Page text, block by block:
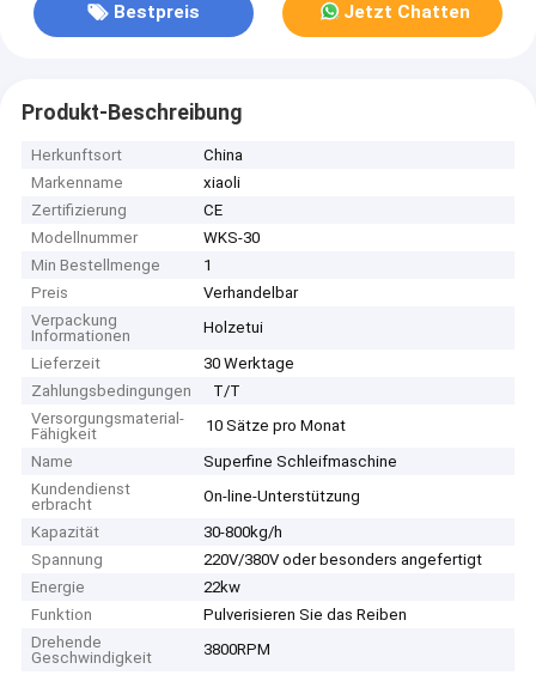
Bestpreis Jetzt Chatten
Produkt-Beschreibung
Herkunftsort
China
Markenname
xiaoli
Zertifizierung
CE
Modellnummer
WKS-30
Min Bestellmenge
1
Preis
Verhandelbar
Verpackung
Informationen
Holzetui
Lieferzeit
30 Werktage
Zahlungsbedingungen
T/T
Versorgungsmaterial-
Fähigkeit
10 Sätze pro Monat
Name
Superfine Schleifmaschine
Kundendienst
erbracht
On-line-Unterstützung
Kapazität
30-800kg/h
Spannung
220V/380V oder besonders angefertigt
Energie
22kw
Funktion
Pulverisieren Sie das Reiben
Drehende
Geschwindigkeit
3800RPM